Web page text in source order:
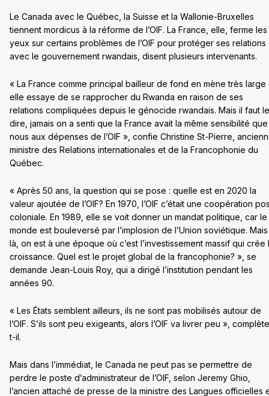
Le Canada avec le Québec, la Suisse et la Wallonie-Bruxelles
tiennent mordicus à la réforme de l’OIF. La France, elle, ferme les
yeux sur certains problèmes de l’OIF pour protéger ses relations
avec le gouvernement rwandais, disent plusieurs intervenants.
« La France comme principal bailleur de fond en mène très large
elle essaye de se rapprocher du Rwanda en raison de ses
relations compliquées depuis le génocide rwandais. Mais il faut le
dire, jamais on a senti que la France avait la même sensibilité que
nous aux dépenses de l’OIF », confie Christine St-Pierre,
ministre des Relations internationales et de la Francophonie du
Québec.
« Après 50 ans, la question qui se pose : quelle est en 2020 la
valeur ajoutée de l’OIF? En 1970, l’OIF c’était une coopération
coloniale. En 1989, elle se voit donner un mandat politique, car le
monde est bouleversé par l’implosion de l’Union soviétique. Mais
là, on est à une époque où c’est l’investissement massif qui crée
croissance. Quel est le projet global de la francophonie? », se
demande Jean-Louis Roy, qui a dirigé l’institution pendant les
années 90.
« Les États semblent ailleurs, ils ne sont pas mobilisés autour de
l’OIF. S’ils sont peu exigeants, alors l’OIF va livrer peu »,
t-il.
Mais dans l’immédiat, le Canada ne peut pas se permettre de
perdre le poste d’administrateur de l’OIF, selon Jeremy Ghio,
l’ancien attaché de presse de la ministre des Langues officielles